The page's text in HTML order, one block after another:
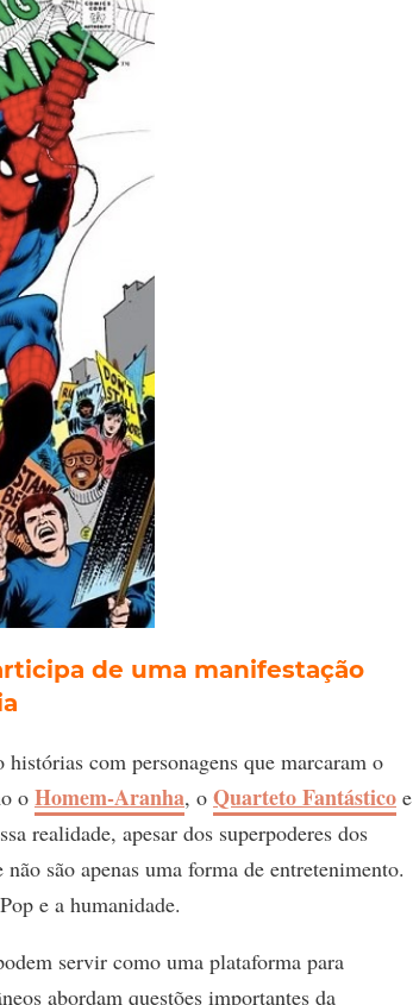
de uma manifestação
com personagens que marcaram o
o Homem-Aranha, o Quarteto Fantástico e
realidade, apesar dos superpoderes dos
são apenas uma forma de entretenimento.
e a humanidade.
servir como uma plataforma para
abordam questões importantes da